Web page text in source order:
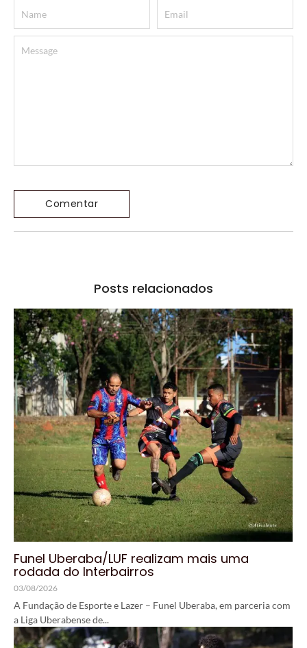
Posts relacionados
Funel Uberaba/LUF realizam mais uma
rodada do Interbairros
03/08/2026
A Fundação de Esporte e Lazer – Funel Uberaba, em parceria com
a Liga Uberabense de...